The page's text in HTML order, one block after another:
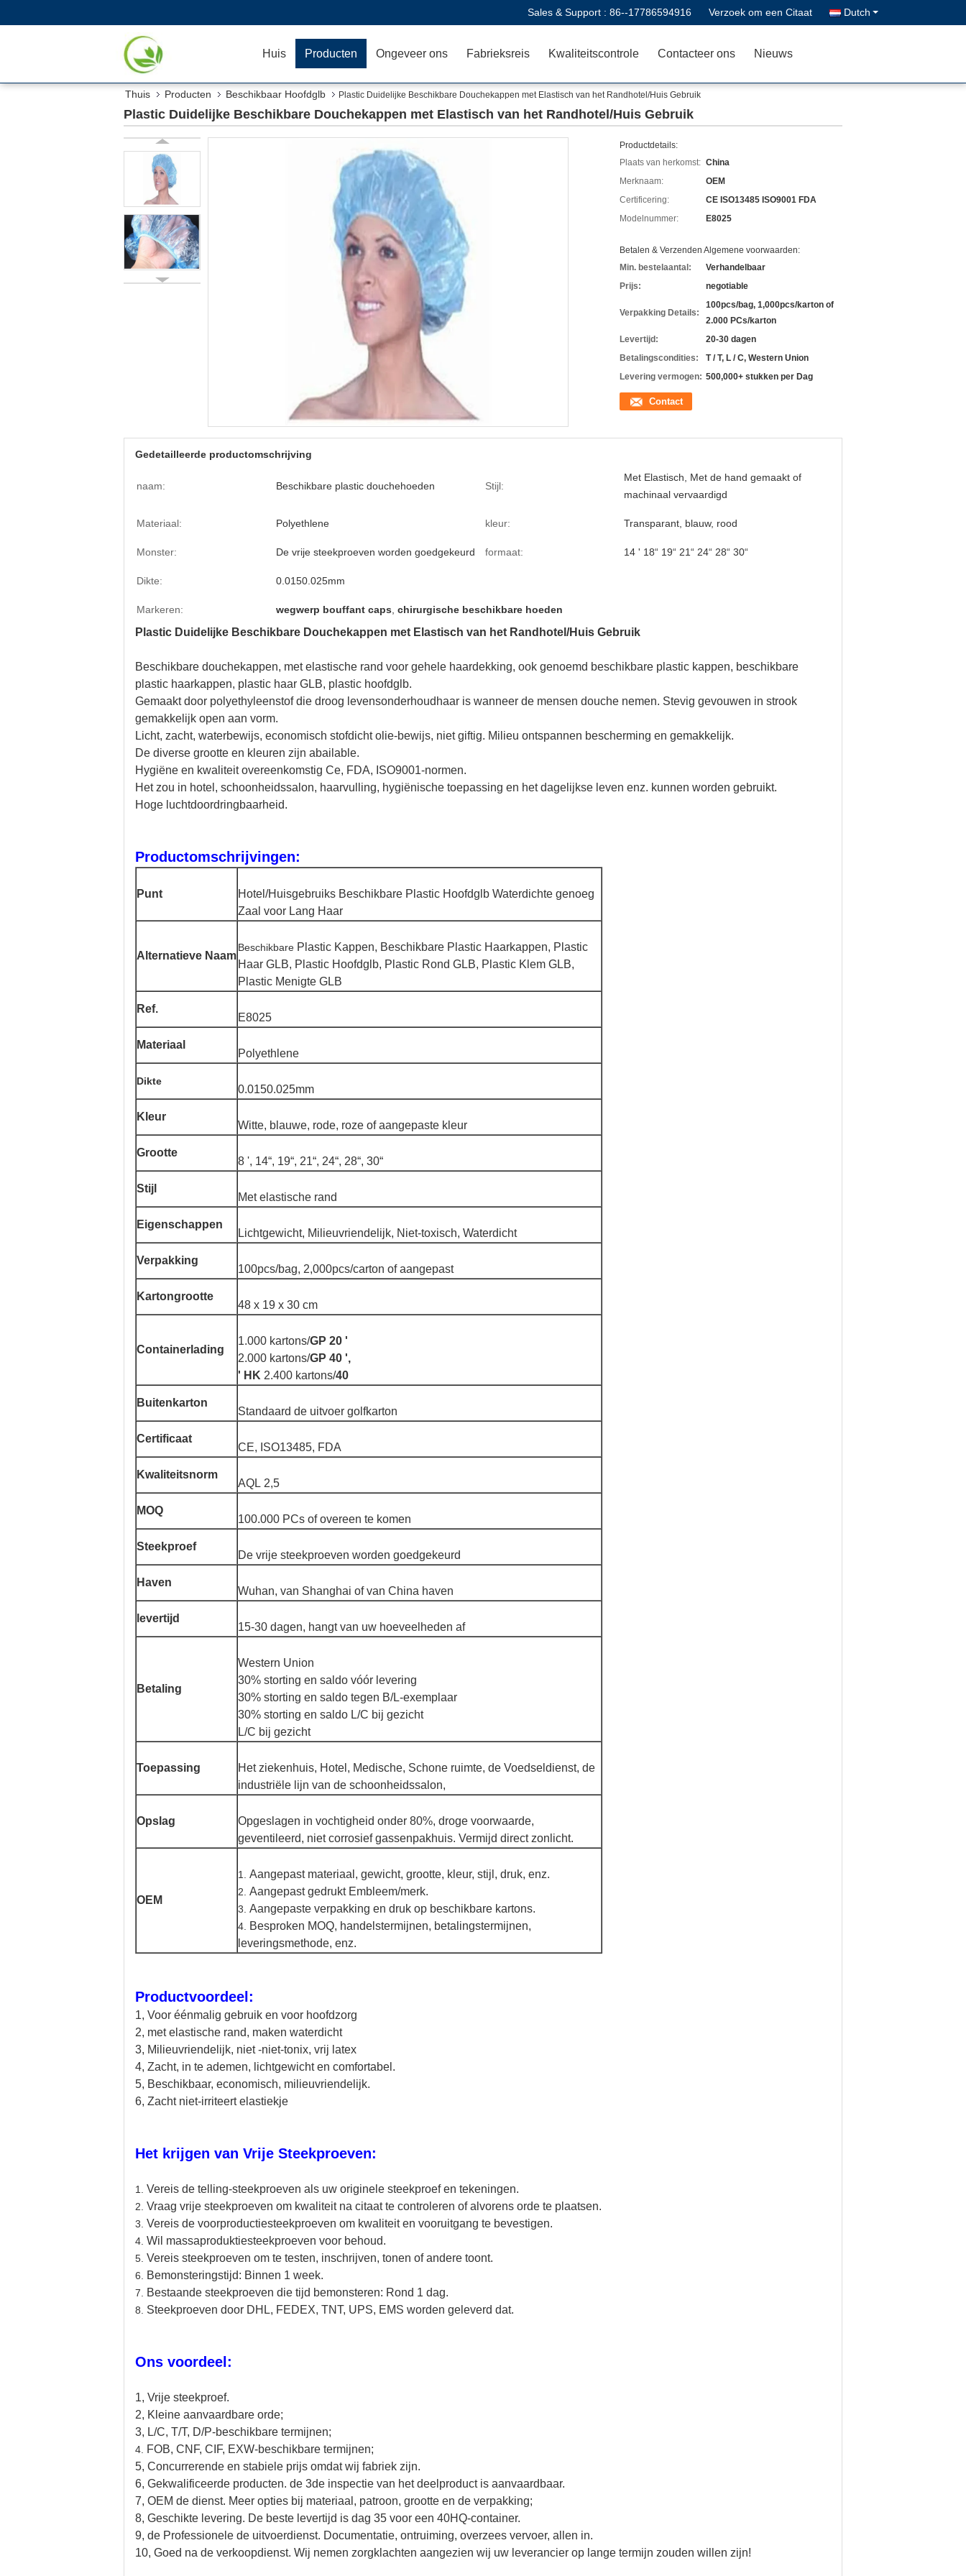
Sales & Support : 86--17786594916 Verzoek om een Citaat Dutch
Huis Producten Ongeveer ons Fabrieksreis Kwaliteitscontrole Contacteer ons Nieuws
Thuis Producten Beschikbaar Hoofdglb Plastic Duidelijke Beschikbare Douchekappen met Elastisch van het Randhotel/Huis Gebruik
Plastic Duidelijke Beschikbare Douchekappen met Elastisch van het Randhotel/Huis Gebruik
Productdetails:
Plaats van herkomst: China
Merknaam:
OEM
Certificering:
CE ISO13485 ISO9001 FDA
Modelnummer:
E8025
Betalen & Verzenden Algemene voorwaarden:
Min. bestelaantal:
Verhandelbaar
Prijs:
negotiable
Verpakking Details:
100pcs/bag, 1,000pcs/karton of
2.000 PCs/karton
Levertijd:
20-30 dagen
Betalingscondities:
T / T, L / C, Western Union
Levering vermogen: 500,000+ stukken per Dag
Contact
Gedetailleerde productomschrijving
naam: Beschikbare plastic douchehoeden Stijl:
Met Elastisch, Met de hand gemaakt of
machinaal vervaardigd
Materiaal: Polyethlene kleur: Transparant, blauw, rood
Monster: De vrije steekproeven worden goedgekeurd formaat: 14 ' 18“ 19“ 21“ 24“ 28“ 30“
Dikte: 0.0150.025mm
Markeren: wegwerp bouffant caps chirurgische beschikbare hoeden
Plastic Duidelijke Beschikbare Douchekappen met Elastisch van het Randhotel/Huis Gebruik
Beschikbare douchekappen, met elastische rand voor gehele haardekking, ook genoemd beschikbare plastic kappen, beschikbare
plastic haarkappen, plastic haar GLB, plastic hoofdglb.
Gemaakt door polyethyleenstof die droog levensonderhoudhaar is wanneer de mensen douche nemen. Stevig gevouwen in strook
gemakkelijk open aan vorm.
Licht, zacht, waterbewijs, economisch stofdicht olie-bewijs, niet giftig. Milieu ontspannen bescherming en gemakkelijk.
De diverse grootte en kleuren zijn abailable.
Hygiëne en kwaliteit overeenkomstig Ce, FDA, ISO9001-normen.
Het zou in hotel, schoonheidssalon, haarvulling, hygiënische toepassing en het dagelijkse leven enz. kunnen worden gebruikt.
Hoge luchtdoordringbaarheid.
Productomschrijvingen:
Punt
Hotel/Huisgebruiks Beschikbare Plastic Hoofdglb Waterdichte genoeg
Zaal voor Lang Haar
Alternatieve Naam
Beschikbare Plastic Kappen, Beschikbare Plastic Haarkappen, Plastic
Haar GLB, Plastic Hoofdglb, Plastic Rond GLB, Plastic Klem GLB,
Plastic Menigte GLB
Ref.
E8025
Materiaal
Polyethlene
Dikte
0.0150.025mm
Kleur
Witte, blauwe, rode, roze of aangepaste kleur
Grootte
8 ', 14“, 19“, 21“, 24“, 28“, 30“
Stijl
Met elastische rand
Eigenschappen
Lichtgewicht, Milieuvriendelijk, Niet-toxisch, Waterdicht
Verpakking
100pcs/bag, 2,000pcs/carton of aangepast
Kartongrootte
48 x 19 x 30 cm
Containerlading
1.000 kartons/GP 20 '
2.000 kartons/GP 40 ',
' HK 2.400 kartons/40
Buitenkarton
Standaard de uitvoer golfkarton
Certificaat
CE, ISO13485, FDA
Kwaliteitsnorm
AQL 2,5
MOQ
100.000 PCs of overeen te komen
Steekproef
De vrije steekproeven worden goedgekeurd
Haven
Wuhan, van Shanghai of van China haven
levertijd
15-30 dagen, hangt van uw hoeveelheden af
Betaling
Western Union
30% storting en saldo vóór levering
30% storting en saldo tegen B/L-exemplaar
30% storting en saldo L/C bij gezicht
L/C bij gezicht
Toepassing
Het ziekenhuis, Hotel, Medische, Schone ruimte, de Voedseldienst, de
industriële lijn van de schoonheidssalon,
Opslag
Opgeslagen in vochtigheid onder 80%, droge voorwaarde,
geventileerd, niet corrosief gassenpakhuis. Vermijd direct zonlicht.
OEM
1. Aangepast materiaal, gewicht, grootte, kleur, stijl, druk, enz.
2. Aangepast gedrukt Embleem/merk.
3. Aangepaste verpakking en druk op beschikbare kartons.
4.
Besproken MOQ, handelstermijnen, betalingstermijnen,
leveringsmethode, enz.
Productvoordeel:
1, Voor éénmalig gebruik en voor hoofdzorg
2, met elastische rand, maken waterdicht
3, Milieuvriendelijk, niet -niet-tonix, vrij latex
4, Zacht, in te ademen, lichtgewicht en comfortabel.
5, Beschikbaar, economisch, milieuvriendelijk.
6, Zacht niet-irriteert elastiekje
Het krijgen van Vrije Steekproeven:
1. Vereis de telling-steekproeven als uw originele steekproef en tekeningen.
2. Vraag vrije steekproeven om kwaliteit na citaat te controleren of alvorens orde te plaatsen.
3. Vereis de voorproductiesteekproeven om kwaliteit en vooruitgang te bevestigen.
4. Wil massaproduktiesteekproeven voor behoud.
5. Vereis steekproeven om te testen, inschrijven, tonen of andere toont.
6. Bemonsteringstijd: Binnen 1 week.
7. Bestaande steekproeven die tijd bemonsteren: Rond 1 dag.
8. Steekproeven door DHL, FEDEX, TNT, UPS, EMS worden geleverd dat.
Ons voordeel:
1, Vrije steekproef.
2, Kleine aanvaardbare orde;
3, L/C, T/T, D/P-beschikbare termijnen;
4.
FOB, CNF, CIF, EXW-beschikbare termijnen;
5, Concurrerende en stabiele prijs omdat wij fabriek zijn.
6, Gekwalificeerde producten. de 3de inspectie van het deelproduct is aanvaardbaar.
7, OEM de dienst. Meer opties bij materiaal, patroon, grootte en de verpakking;
8, Geschikte levering. De beste levertijd is dag 35 voor een 40HQ-container.
9, de Professionele de uitvoerdienst. Documentatie, ontruiming, overzees vervoer, allen in.
10, Goed na de verkoopdienst. Wij nemen zorgklachten aangezien wij uw leverancier op lange termijn zouden willen zijn!